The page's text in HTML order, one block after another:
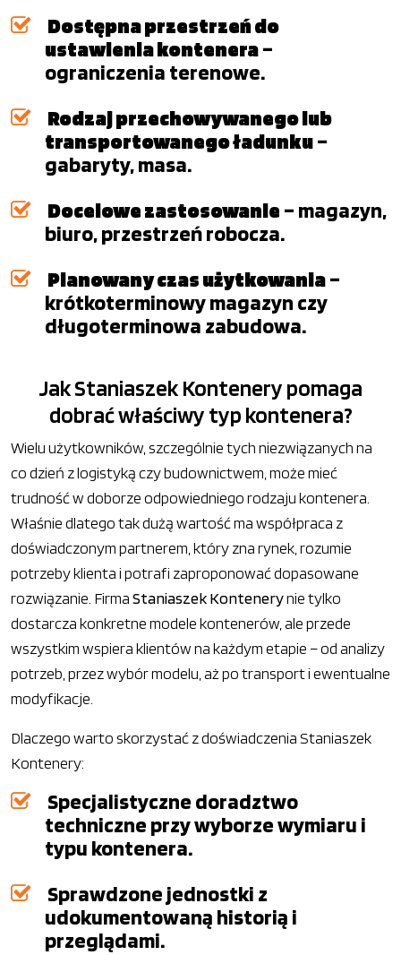
Dostępna przestrzeń do
ustawienia kontenera–
ograniczenia terenowe.
Rodzaj przechowywanego lub
transportowanego ładunku–
gabaryty, masa.
Docelowe zastosowanie – magazyn,
biuro, przestrzeń robocza.
Planowany czas użytkowania–
krótkoterminowy magazyn czy
długoterminowa zabudowa.
Jak Staniaszek Kontenery pomaga
dobrać właściwy typ kontenera?
Wielu użytkowników, szczególnie tych niezwiązanych na
co dzień z logistyką czy budownictwem, może mieć
trudność w doborze odpowiedniego rodzaju kontenera.
Właśnie dlatego tak dużą wartość ma współpraca z
doświadczonym partnerem, który zna rynek, rozumie
potrzeby klienta i potrafi zaproponować dopasowane
rozwiązanie. FirmaStaniaszek Kontenerynie tylko
dostarcza konkretne modele kontenerów, ale przede
wszystkim wspiera klientów na każdym etapie – od analizy
potrzeb, przez wybór modelu, aż po transport i ewentualne
modyfikacje.
Dlaczego warto skorzystać z doświadczenia Staniaszek
Kontenery:
Specjalistyczne doradztwo
techniczne przy wyborze wymiaru i
typu kontenera.
Sprawdzone jednostki z
udokumentowaną historią i
przeglądami.